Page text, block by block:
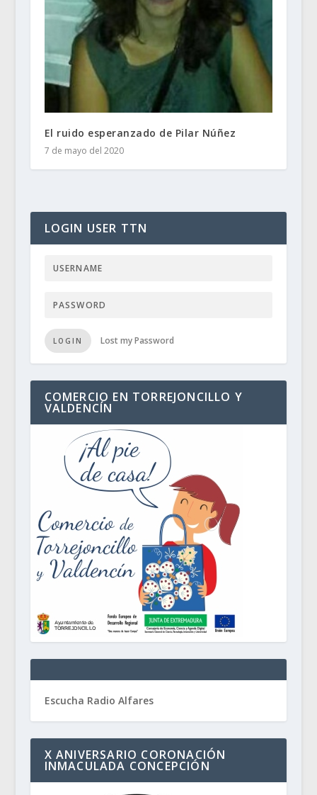
El ruido esperanzado de Pilar Núñez
7 de mayo del 2020
LOGIN USER TTN
LOGIN Lost my Password
COMERCIO EN TORREJONCILLO Y
VALDENCÍN
Escucha Radio Alfares
X ANIVERSARIO CORONACIÓN
INMACULADA CONCEPCIÓN